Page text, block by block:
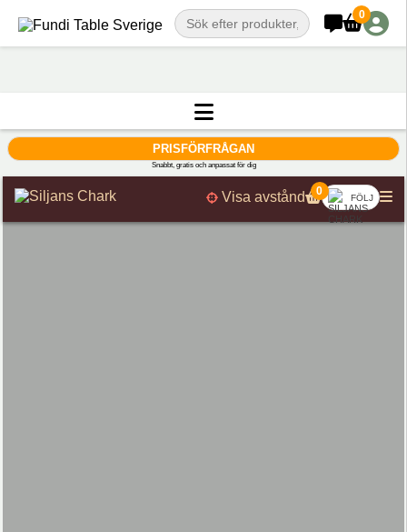
0
PRISFÖRFRÅGAN
Snabbt, gratis och anpassat för dig
Visa avstånd 0 FÖLJ